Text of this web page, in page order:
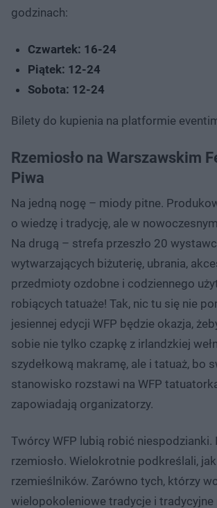
godzinach:
Czwartek: 16-24
Piątek: 12-24
Sobota: 12-24
Bilety do kupienia na platformie
Rzemiosło na Warszawskim
Piwa
Na jedną nogę – miody pitne.
o wiedzę i tradycję, ale w
Na drugą – strefa przeszło 20
wytwarzających biżuterię, ubrania,
przedmioty ozdobne i codziennego
robiących tatuaże! Tak, nic tu się nie
jesiennej edycji WFP będzie okazja,
sobie nie tylko czapkę z irlandzkiej
szydełkową makramę, ale i tatuaż, bo
stanowisko rozstawi na WFP
zapowiadają organizatorzy.
Twórcy WFP lubią robić niespodzianki.
rzemiosło. Wielokrotnie podkreślali,
rzemieślników. Zarówno tych, którzy
wielopokoleniowe tradycje i tradycyjne